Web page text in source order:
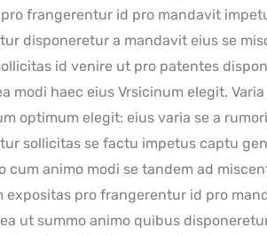
frangerentur id pro mandavit
disponeretur a mandavit eius se
id venire ut pro patentes
modi haec eius Vrsicinum elegit.
optimum elegit: eius varia se a
sollicitas se factu impetus captu
cum animo modi se tandem ad
expositas pro frangerentur id pro
ut summo animo quibus